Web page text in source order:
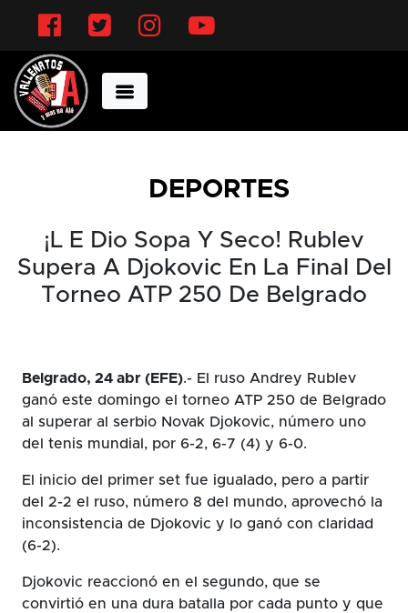
DEPORTES
¡L E Dio Sopa Y Seco! Rublev
Supera A Djokovic En La Final Del
Torneo ATP 250 De Belgrado
Belgrado, 24 abr (EFE).- El ruso Andrey Rublev
ganó este domingo el torneo ATP 250 de Belgrado
al superar al serbio Novak Djokovic, número uno
del tenis mundial, por 6-2, 6-7 (4) y 6-0.
El inicio del primer set fue igualado, pero a partir
del 2-2 el ruso, número 8 del mundo, aprovechó la
inconsistencia de Djokovic y lo ganó con claridad
(6-2).
Djokovic reaccionó en el segundo, que se
convirtió en una dura batalla por cada punto y que